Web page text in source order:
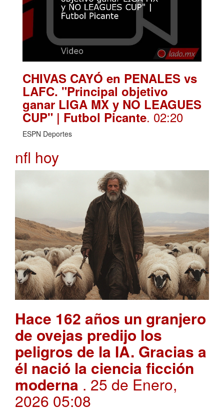
CHIVAS CAYÓ en PENALES vs
LAFC. "Principal objetivo
ganar LIGA MX y NO LEAGUES
CUP" | Futbol Picante. 02:20
ESPN Deportes
nfl hoy
Hace 162 años un granjero
de ovejas predijo los
peligros de la IA. Gracias a
él nació la ciencia ficción
moderna . 25 de Enero,
2026 05:08